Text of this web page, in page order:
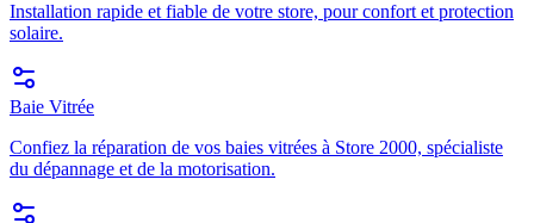
Installation rapide et fiable de votre store, pour confort et protection
solaire.
Baie Vitrée
Confiez la réparation de vos baies vitrées à Store 2000, spécialiste
du dépannage et de la motorisation.